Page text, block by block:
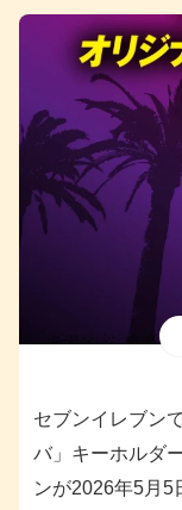
セブンイレブン
バ」キーホルダ
ンが2026年5月5